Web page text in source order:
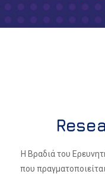
Η Βραδιά του
που